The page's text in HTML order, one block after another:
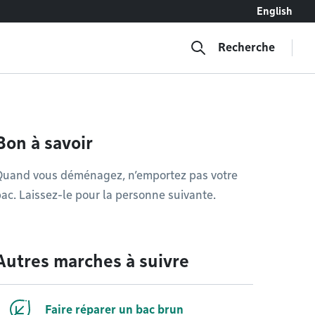
English
Recherche
à savoir
vous déménagez, n’emportez pas votre
Laissez-le pour la personne suivante.
marches à suivre
Faire réparer un bac brun